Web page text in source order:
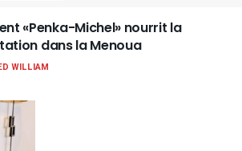
«Penka-Michel» nourrit la
dans la Menoua
WILLIAM